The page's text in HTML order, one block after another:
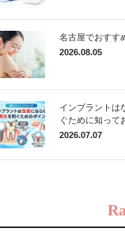
名古屋でおすす
2026.08.05
インプラントは
ぐために知って
2026.07.07